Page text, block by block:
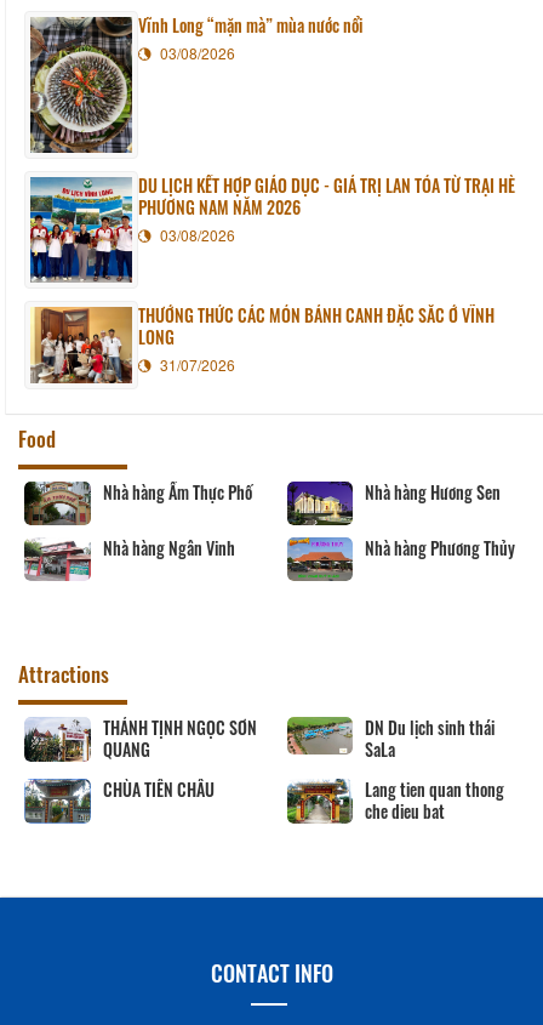
Vĩnh Long “mặn mà” mùa nước nổi
03/08/2026
DU LỊCH KẾT HỢP GIÁO DỤC - GIÁ TRỊ LAN TỎA TỪ TRẠI HÈ
PHƯƠNG NAM NĂM 2026
03/08/2026
THƯỞNG THỨC CÁC MÓN BÁNH CANH ĐẶC SẮC Ở VĨNH
LONG
31/07/2026
Food
Nhà hàng Ẩm Thực Phố Nhà hàng Hương Sen
Nhà hàng Ngân Vinh Nhà hàng Phương Thủy
Attractions
THÁNH TỊNH NGỌC SƠN
QUANG
DN Du lịch sinh thái
SaLa
CHÙA TIÊN CHÂU
Lang tien quan thong
che dieu bat
CONTACT INFO